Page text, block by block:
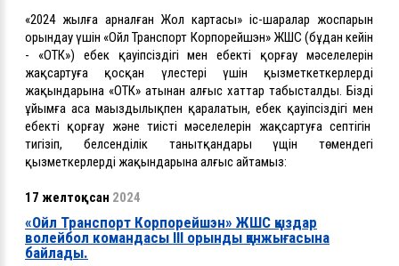
«2024 жылға арналған Жол картасы» іс-шаралар жоспарын
орындау үшін «Ойл Транспорт Корпорейшэн» ЖШС (бұдан кейін
- «ОТК») еңбек қауіпсіздігі мен еңбекті қорғау мәселелерін
жақсартуға қосқан үлестері үшін қызметкеткерлердің
жақындарына «ОТК» атынан алғыс хаттар табысталды. Біздің
ұйымға аса маңыздылықпен қаралатын, еңбек қауіпсіздігі мен
еңбекті қорғау және тиісті мәселелерін жақсартуға септігін
тигізіп, белсенділік танытқандары үщін төмендегі
қызметкерлердің жақындарына алғыс айтамыз:
17 желтоқсан 2024
«Ойл Транспорт Корпорейшэн» ЖШС қыздар
волейбол командасы ІІІ орынды қанжығасына
байлады.